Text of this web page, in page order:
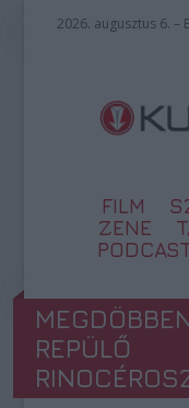
2026. augusztus 6. –
FILM
ZENE
REPÜLŐ